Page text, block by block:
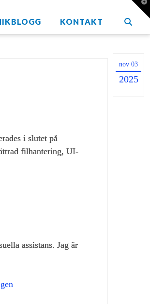
KONTAKT
nov 03
2025
i slutet på
filhantering, UI-
assistans. Jag är